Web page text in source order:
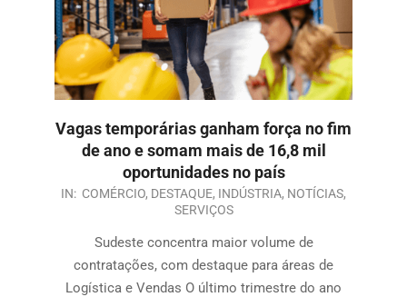
Vagas temporárias ganham força no fim
de ano e somam mais de 16,8 mil
oportunidades no país
IN: COMÉRCIO, DESTAQUE, INDÚSTRIA, NOTÍCIAS,
SERVIÇOS
Sudeste concentra maior volume de
contratações, com destaque para áreas de
Logística e Vendas O último trimestre do ano